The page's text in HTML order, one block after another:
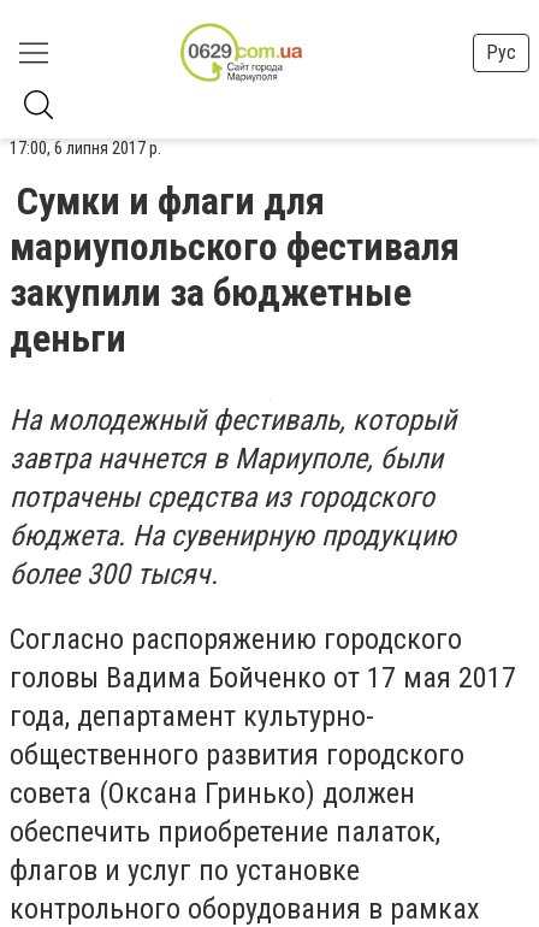
Рус
17:00, 6 липня 2017 р.
Сумки и флаги для
мариупольского фестиваля
закупили за бюджетные
деньги
На молодежный фестиваль, который
завтра начнется в Мариуполе, были
потрачены средства из городского
бюджета. На сувенирную продукцию
более 300 тысяч.
Согласно распоряжению городского
головы Вадима Бойченко от 17 мая 2017
года, департамент культурно-
общественного развития городского
совета (Оксана Гринько) должен
обеспечить приобретение палаток,
флагов и услуг по установке
контрольного оборудования в рамках